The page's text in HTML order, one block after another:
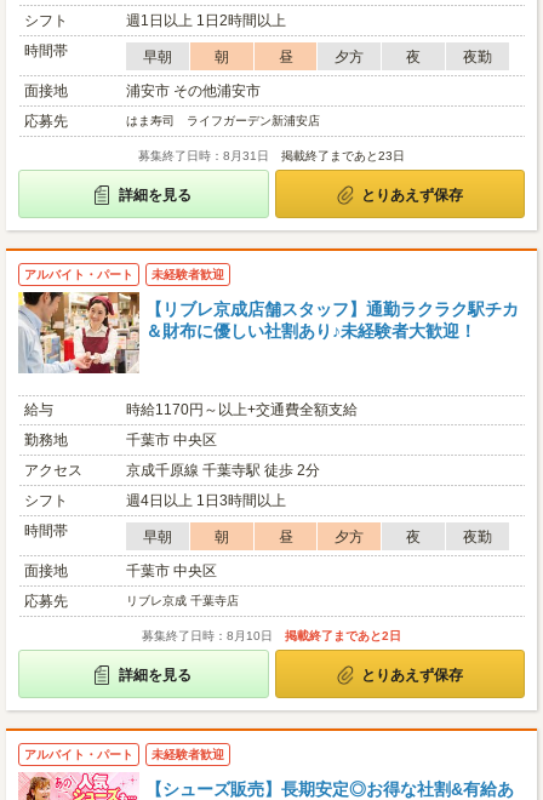
シフト
週1日以上 1日2時間以上
時間帯
早朝 朝 昼 夕方 夜
夜勤
面接地
浦安市 その他浦安市
応募先
はま寿司 ライフガーデン新浦安店
募集終了日時：8月31日 掲載終了まであと23日
詳細を見る とりあえず保存
アルバイト・パート 未経験者歓迎
【リブレ京成店舗スタッフ】通勤ラクラク駅チカ
＆財布に優しい社割あり♪未経験者大歓迎！
給与
時給1170円～以上+交通費全額支給
勤務地
千葉市 中央区
アクセス
京成千原線 千葉寺駅 徒歩 2分
シフト
週4日以上 1日3時間以上
時間帯
早朝 朝 昼 夕方 夜
夜勤
面接地
千葉市 中央区
応募先
リブレ京成 千葉寺店
募集終了日時：8月10日 掲載終了まであと2日
詳細を見る とりあえず保存
アルバイト・パート 未経験者歓迎
【シューズ販売】長期安定◎お得な社割&有給あ